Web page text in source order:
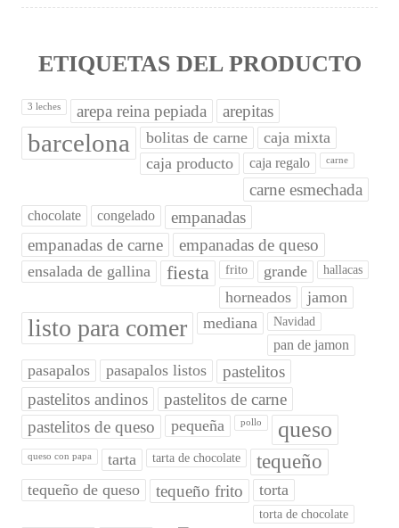
ETIQUETAS DEL PRODUCTO
3 leches arepa reina pepiada arepitas
barcelona bolitas de carne
caja mixta
caja producto
caja regalo carne
carne esmechada
chocolate congelado
empanadas
empanadas de carne
empanadas de queso
ensalada de gallina fiesta frito grande hallacas
horneados jamon
listo para comer mediana Navidad
pan de jamon
pasapalos pasapalos listos
pastelitos
pastelitos andinos
pastelitos de carne
pastelitos de queso
pequeña pollo queso
queso con papa tarta tarta de chocolate tequeño
tequeño de queso tequeño frito torta
torta de chocolate